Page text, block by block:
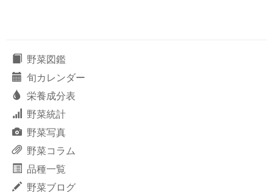
野菜図鑑
旬カレンダー
栄養成分表
野菜統計
野菜写真
野菜コラム
品種一覧
野菜ブログ